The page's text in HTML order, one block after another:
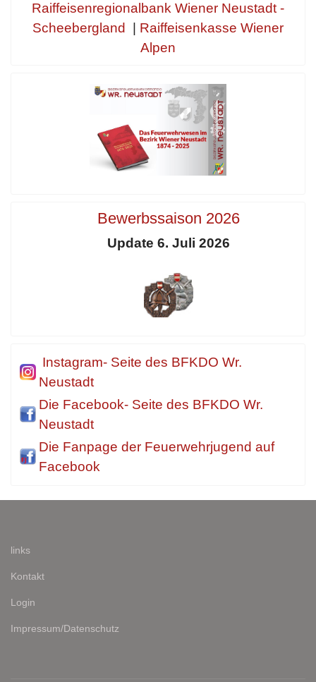
Raiffeisenregionalbank Wiener Neustadt -
Scheebergland
Raiffeisenkasse Wiener
Alpen
Bewerbssaison 2026
Update 6. Juli 2026
Instagram- Seite des BFKDO Wr.
Neustadt
Die Facebook- Seite des BFKDO Wr.
Neustadt
Die Fanpage der Feuerwehrjugend auf
Facebook
links
Kontakt
Login
Impressum/Datenschutz